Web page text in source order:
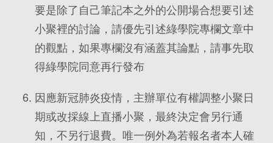
要是除了自己筆記本之外的公開場合想要引述
小聚裡的討論，請優先引述綠學院專欄文章中
的觀點，如果專欄沒有涵蓋其論點，請事先取
得綠學院同意再行發布
因應新冠肺炎疫情，主辦單位有權調整小聚日
期或改採線上直播小聚，最終決定會另行通
知，不另行退費。唯一例外為若報名者本人確